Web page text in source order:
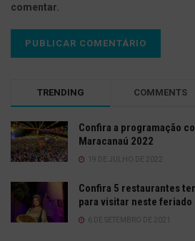
comentar.
TRENDING COMMENTS
Confira a programação
Maracanaú 2022
19 DE JULHO DE 2022
Confira 5 restaurantes
para visitar neste feriado
6 DE SETEMBRO DE 2021